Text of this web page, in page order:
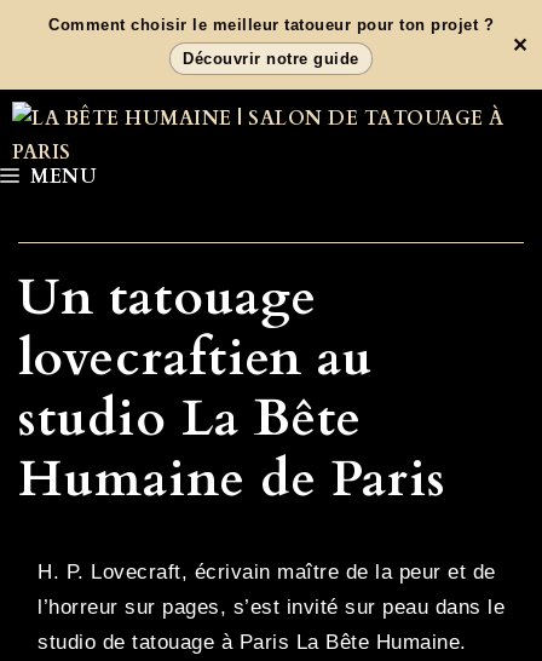
contenu
Comment choisir le meilleur tatoueur pour ton projet ?
Découvrir notre guide
✕
MENU
Un tatouage
lovecraftien au
studio La Bête
Humaine de Paris
H. P. Lovecraft, écrivain maître de la peur et de
l’horreur sur pages, s’est invité sur peau dans le
studio de tatouage à Paris La Bête Humaine.